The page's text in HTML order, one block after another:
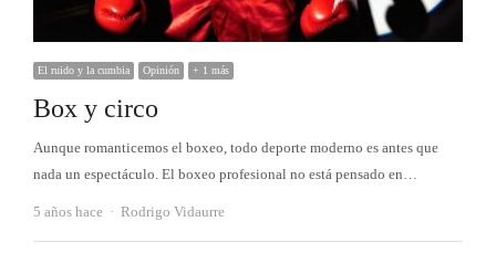
El ruido y la cumbia Opinión + 1 más
Box y circo
Aunque romanticemos el boxeo, todo deporte moderno es antes que
nada un espectáculo. El boxeo profesional no está pensado en…
5 años hace Autor
Rodrigo Vidaurre